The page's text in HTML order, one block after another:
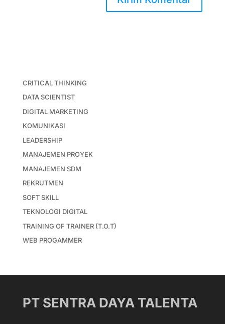
CRITICAL THINKING
DATA SCIENTIST
DIGITAL MARKETING
KOMUNIKASI
LEADERSHIP
MANAJEMEN PROYEK
MANAJEMEN SDM
REKRUTMEN
SOFT SKILL
TEKNOLOGI DIGITAL
TRAINING OF TRAINER (T.O.T)
WEB PROGAMMER
PT SENTRA DAYA TALENTA